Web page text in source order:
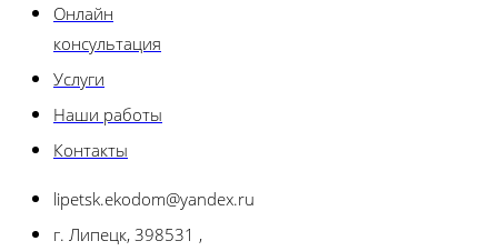
Онлайн
консультация
Услуги
Наши работы
Контакты
lipetsk.ekodom@yandex.ru
г. Липецк, 398531 ,